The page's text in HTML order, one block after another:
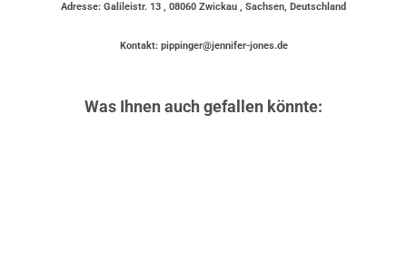
Adresse: Galileistr. 13 , 08060 Zwickau , Sachsen, Deutschland
Kontakt: pippinger@jennifer-jones.de
Was Ihnen auch gefallen könnte: